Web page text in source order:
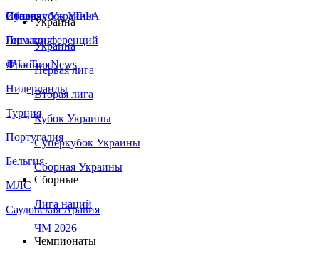
Сборная Украины
Италия
Германия
Франция
Нидерланды
Турция
Португалия
Бельгия
МЛС
Саудовская Аравия
Суперкубок УЕФА
Лига конференций
ЛЧ - Top News
Украина
Украина
Первая лига
Вторая лига
Кубок Украины
Суперкубок Украины
Сборная Украины
Сборные
Лига наций
ЧМ 2026
Чемпионаты